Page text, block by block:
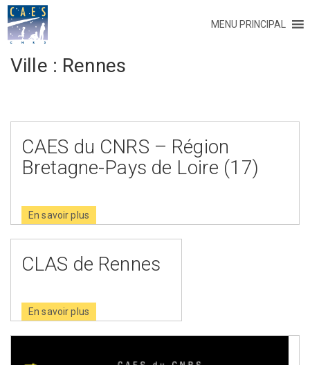
MENU PRINCIPAL
Ville : Rennes
CAES du CNRS – Région
Bretagne-Pays de Loire (17)
En savoir plus
CLAS de Rennes
En savoir plus